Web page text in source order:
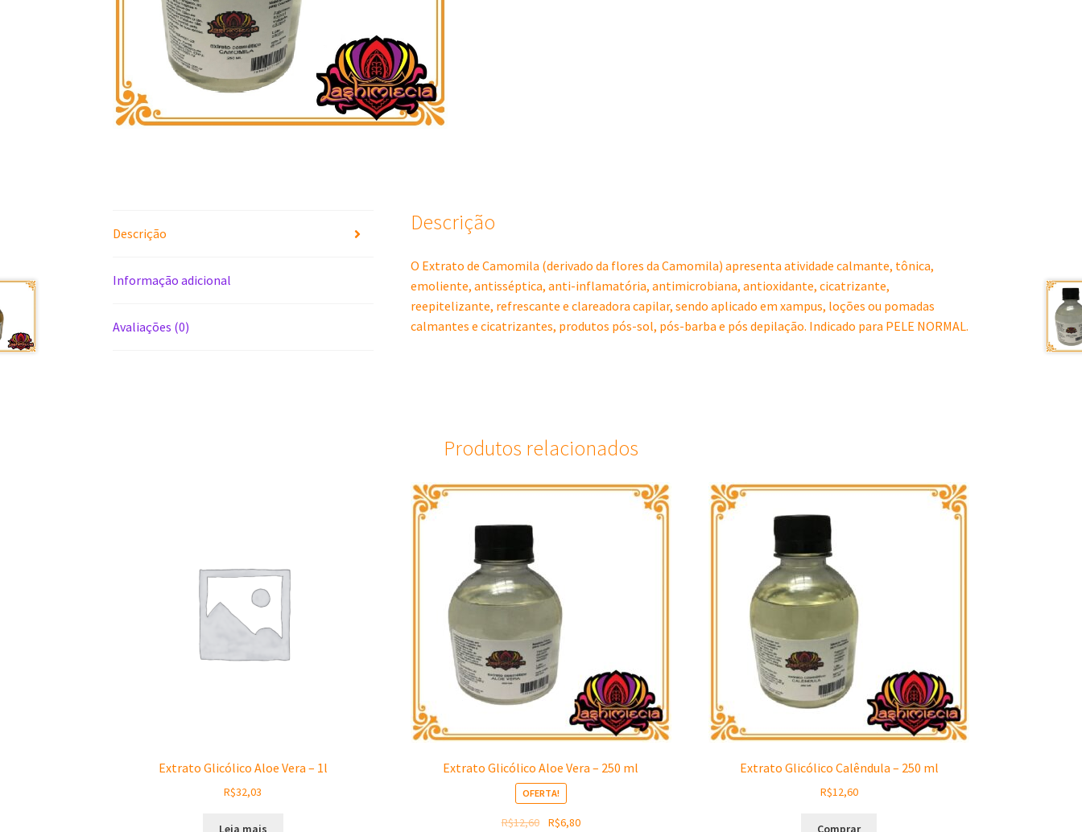
Descrição
Informação adicional
Avaliações (0)
Descrição
O Extrato de Camomila (derivado da flores da Camomila) apresenta atividade calmante, tônica,
emoliente, antisséptica, anti-inflamatória, antimicrobiana, antioxidante, cicatrizante,
reepitelizante, refrescante e clareadora capilar, sendo aplicado em xampus, loções ou pomadas
calmantes e cicatrizantes, produtos pós-sol, pós-barba e pós depilação. Indicado para PELE NORMAL.
Produtos relacionados
Extrato Glicólico Aloe Vera – 1l
R$32,03
Extrato Glicólico Aloe Vera – 250 ml
OFERTA!
R$12,60 OR$6,80O
Extrato Glicólico Calêndula – 250 ml
R$12,60